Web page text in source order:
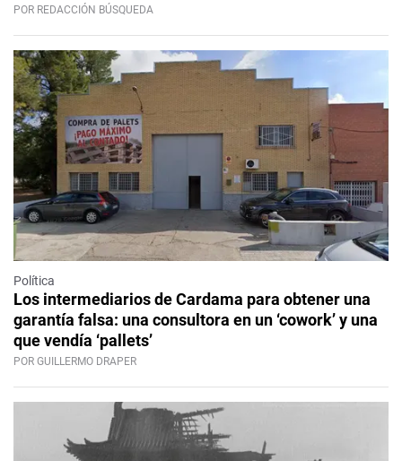
POR REDACCIÓN BÚSQUEDA
Política
Los intermediarios de Cardama para obtener una
garantía falsa: una consultora en un ‘cowork’ y una
que vendía ‘pallets’
POR GUILLERMO DRAPER